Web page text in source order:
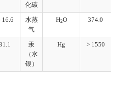
化碳
16.6
水蒸
气
H2O 374.0
汞
（水
银）
Hg > 1550